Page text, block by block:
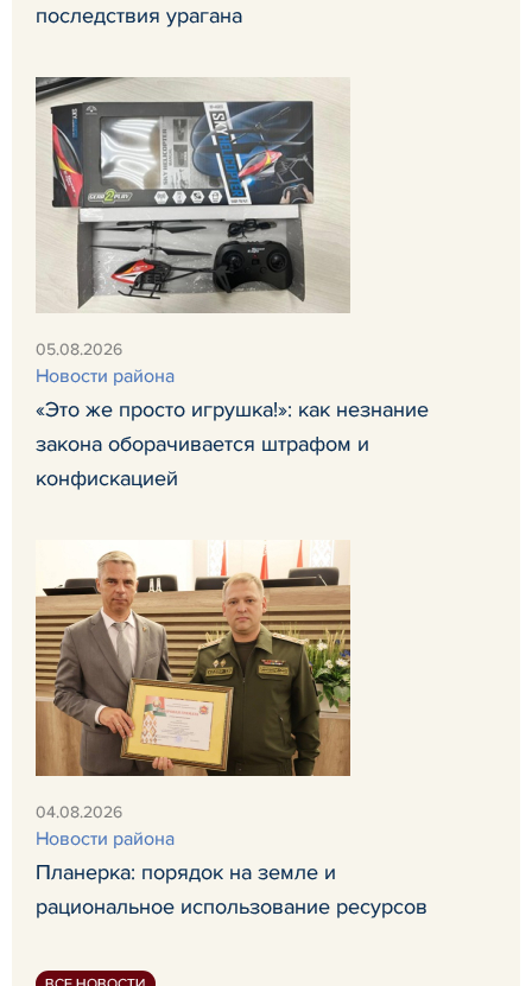
последствия урагана
05.08.2026
Новости района
«Это же просто игрушка!»: как незнание
закона оборачивается штрафом и
конфискацией
04.08.2026
Новости района
Планерка: порядок на земле и
рациональное использование ресурсов